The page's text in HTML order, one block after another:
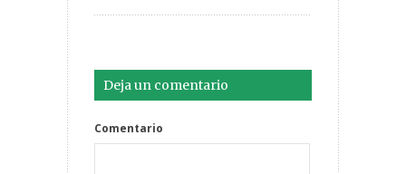
Deja un comentario
Comentario